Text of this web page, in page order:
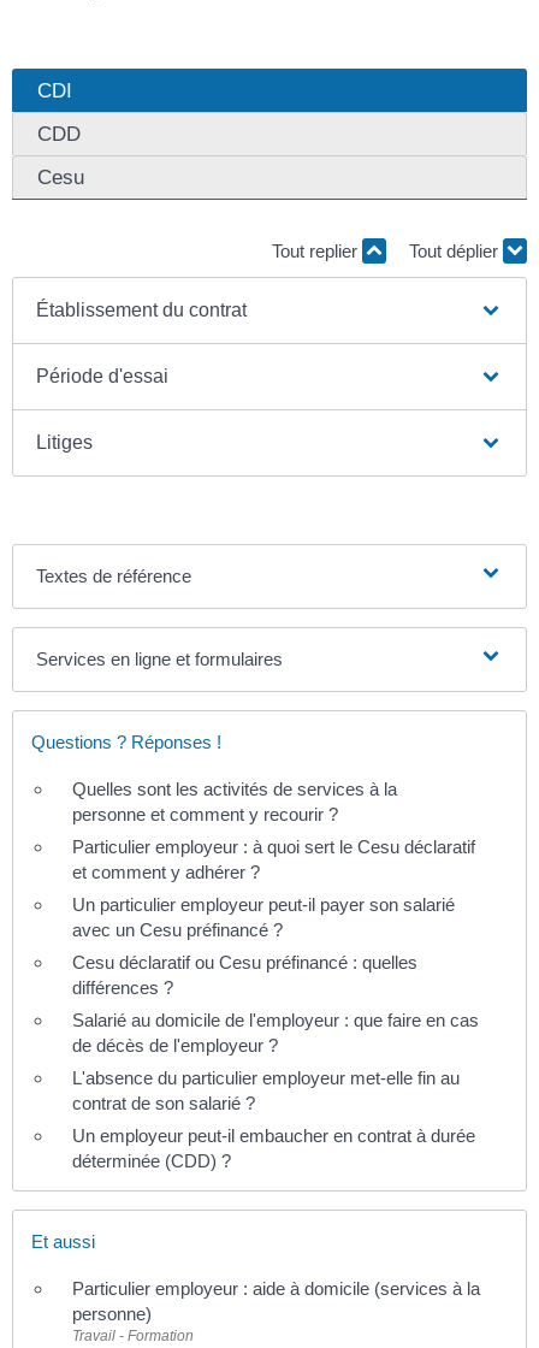
CDI
CDD
Cesu
Tout replier Tout déplier
Établissement du contrat
Période d'essai
Litiges
Textes de référence
Services en ligne et formulaires
Questions ? Réponses !
Quelles sont les activités de services à la
personne et comment y recourir ?
Particulier employeur : à quoi sert le Cesu déclaratif
et comment y adhérer ?
Un particulier employeur peut-il payer son salarié
avec un Cesu préfinancé ?
Cesu déclaratif ou Cesu préfinancé : quelles
différences ?
Salarié au domicile de l'employeur : que faire en cas
de décès de l'employeur ?
L'absence du particulier employeur met-elle fin au
contrat de son salarié ?
Un employeur peut-il embaucher en contrat à durée
déterminée (CDD) ?
Et aussi
Particulier employeur : aide à domicile (services à la
personne)
Travail - Formation